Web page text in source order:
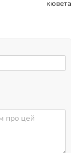
кювета